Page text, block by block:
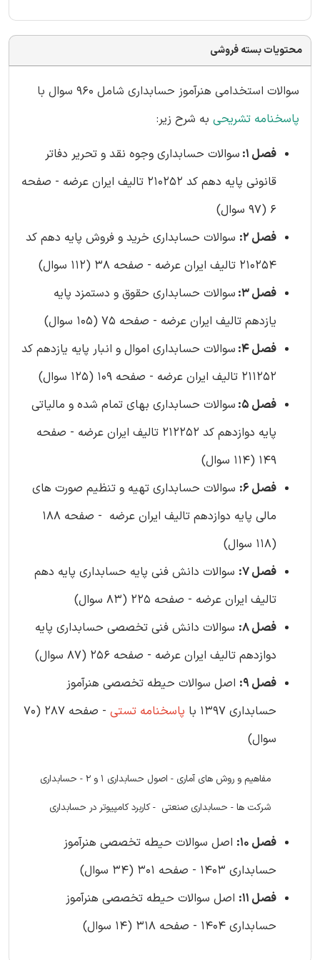
محتویات بسته فروشی
سوالات استخدامی هنرآموز حسابداری شامل 960 سوال با
پاسخنامه تشریحی به شرح زیر:
فصل 1:
سوالات حسابداری وجوه نقد و تحریر دفاتر
قانونی پایه دهم کد 210252 تالیف ایران عرضه - صفحه
6 (97 سوال)
فصل 2:
سوالات حسابداری خرید و فروش پایه دهم کد
210254 تالیف ایران عرضه - صفحه 38 (112 سوال)
فصل 3:
سوالات حسابداری حقوق و دستمزد پایه
یازدهم تالیف ایران عرضه - صفحه 75 (105 سوال)
فصل 4:
سوالات حسابداری اموال و انبار پایه یازدهم کد
211252 تالیف ایران عرضه - صفحه 109 (125 سوال)
فصل 5:
سوالات حسابداری بهای تمام شده و مالیاتی
پایه دوازدهم کد 212252 تالیف ایران عرضه - صفحه
149 (114 سوال)
فصل 6:
سوالات حسابداری تهیه و تنظیم صورت های
مالی پایه دوازدهم تالیف ایران عرضه - صفحه 188
(118 سوال)
فصل 7:
سوالات دانش فنی پایه حسابداری پایه دهم
تالیف ایران عرضه - صفحه 225 (83 سوال)
فصل 8:
سوالات دانش فنی تخصصی حسابداری پایه
دوازدهم تالیف ایران عرضه - صفحه 256 (87 سوال)
فصل 9:
اصل سوالات حیطه تخصصی هنرآموز
حسابداری 1397 با
پاسخنامه تستی
- صفحه 287 (70
سوال)
مفاهیم و روش های آماری - اصول حسابداری 1 و 2 - حسابداری
شرکت ها - حسابداری صنعتی - کاربرد کامپیوتر در حسابداری
فصل 10:
اصل سوالات حیطه تخصصی هنرآموز
حسابداری 1403 - صفحه 301 (34 سوال)
فصل 11:
اصل سوالات حیطه تخصصی هنرآموز
حسابداری 1404 - صفحه 318 (14 سوال)